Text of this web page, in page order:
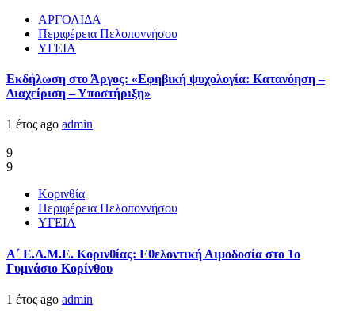
ΑΡΓΟΛΙΔΑ
Περιφέρεια Πελοποννήσου
ΥΓΕΙΑ
Εκδήλωση στο Άργος: «Εφηβική ψυχολογία: Κατανόηση –
Διαχείριση – Υποστήριξη»
1 έτος ago admin
9
9
Κορινθία
Περιφέρεια Πελοποννήσου
ΥΓΕΙΑ
Α΄ Ε.Λ.Μ.Ε. Κορινθίας: Εθελοντική Αιμοδοσία στο 1ο
Γυμνάσιο Κορίνθου
1 έτος ago admin